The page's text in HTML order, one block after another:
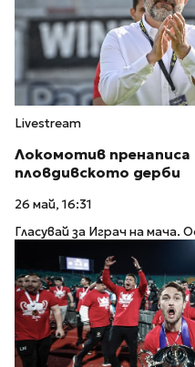
Livestream
Локомотив
пловдивското дерби
26 май, 16:31
Гласувай за Играч на